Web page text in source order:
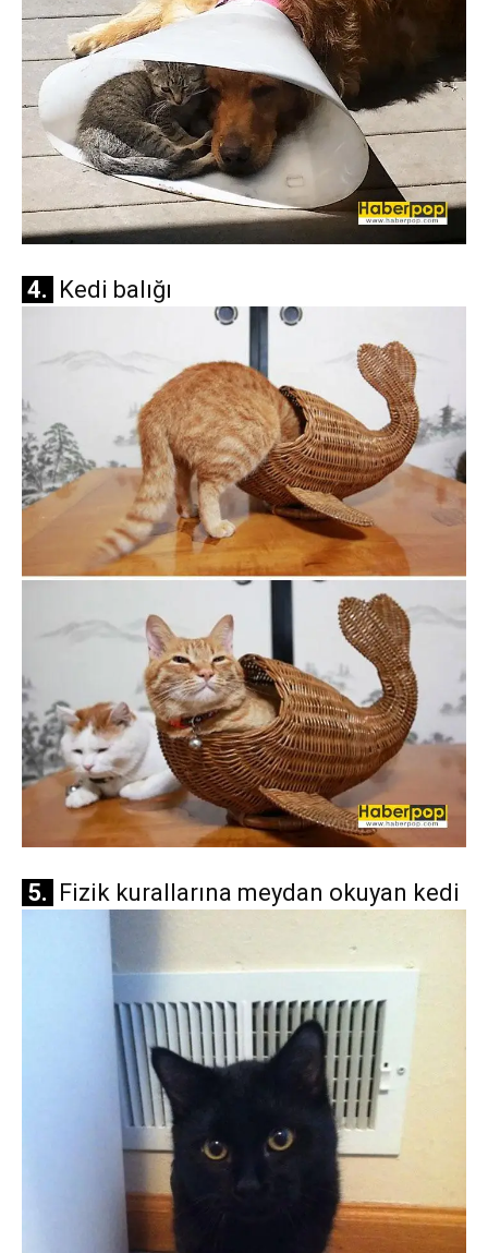
4. Kedi balığı
5. Fizik kurallarına meydan okuyan kedi